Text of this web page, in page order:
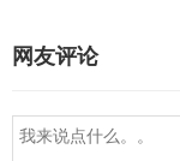
网友评论